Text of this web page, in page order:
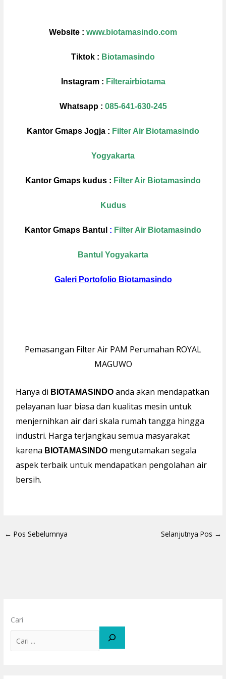
Website : www.biotamasindo.com
Tiktok : Biotamasindo
Instagram : Filterairbiotama
Whatsapp : 085-641-630-245
Kantor Gmaps Jogja : Filter Air Biotamasindo
Yogyakarta
Kantor Gmaps kudus : Filter Air Biotamasindo
Kudus
Kantor Gmaps Bantul : Filter Air Biotamasindo
Bantul Yogyakarta
Galeri Portofolio Biotamasindo
Pemasangan Filter Air PAM Perumahan ROYAL
MAGUWO
Hanya di BIOTAMASINDOanda akan mendapatkan
pelayanan luar biasa dan kualitas mesin untuk
menjernihkan air dari skala rumah tangga hingga
industri. Harga terjangkau semua masyarakat
karena BIOTAMASINDO mengutamakan segala
aspek terbaik untuk mendapatkan pengolahan air
bersih.
← Pos Sebelumnya Selanjutnya Pos →
Cari